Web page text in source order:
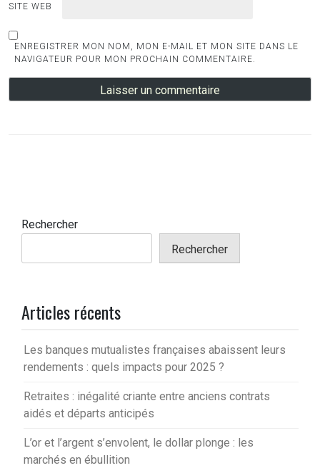
SITE WEB
ENREGISTRER MON NOM, MON E-MAIL ET MON SITE DANS LE
NAVIGATEUR POUR MON PROCHAIN COMMENTAIRE.
Rechercher
Rechercher
Articles récents
Les banques mutualistes françaises abaissent leurs
rendements : quels impacts pour 2025 ?
Retraites : inégalité criante entre anciens contrats
aidés et départs anticipés
L’or et l’argent s’envolent, le dollar plonge : les
marchés en ébullition